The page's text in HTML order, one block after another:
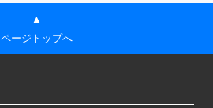
▲
ページトップへ